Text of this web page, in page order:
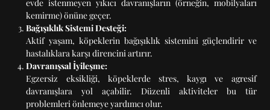
evde istenmeyen yıkıcı davranışların (örneğin, mobilyaları
kemirme) önüne geçer.
Bağışıklık Sistemi Desteği:
Aktif yaşam, köpeklerin bağışıklık sistemini güçlendirir ve
hastalıklara karşı direncini artırır.
Davranışsal İyileşme:
Egzersiz eksikliği, köpeklerde stres, kaygı ve agresif
davranışlara yol açabilir. Düzenli aktiviteler bu tür
problemleri önlemeye yardımcı olur.